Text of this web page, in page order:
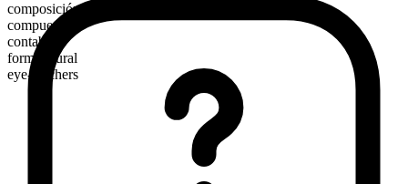
composición morfológica
compuesto
contable
forma plural
eye-catchers